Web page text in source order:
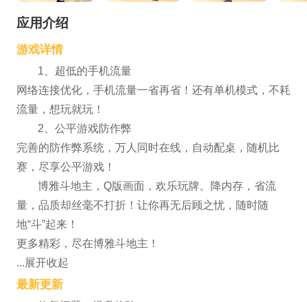
应用介绍
游戏详情
1、超低的手机流量
网络连接优化，手机流量一省再省！还有单机模式，不耗
流量，想玩就玩！
2、公平游戏防作弊
完善的防作弊系统，万人同时在线，自动配桌，随机比
赛，尽享公平游戏！
博雅斗地主，Q版画面，欢乐玩牌。降内存，省流
量，品质却丝毫不打折！让你再无后顾之忧，随时随
地“斗”起来！
更多精彩，尽在博雅斗地主！
...展开收起
最新更新